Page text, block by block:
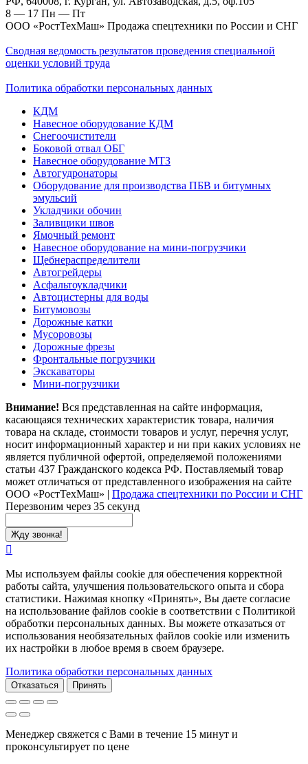
8 — 17 Пн — Пт
ООО «РостТехМаш» Продажа спецтехники по России и СНГ
Сводная ведомость результатов проведения специальной
оценки условий труда
Политика обработки персональных данных
КДМ
Навесное оборудование КДМ
Снегоочистители
Боковой отвал ОБГ
Навесное оборудование МТЗ
Автогудронаторы
Оборудование для производства ПБВ и битумных
эмульсий
Укладчики обочин
Заливщики швов
Ямочный ремонт
Навесное оборудование на мини-погрузчики
Щебнераспределители
Автогрейдеры
Асфальтоукладчики
Автоцистерны для воды
Битумовозы
Дорожные катки
Мусоровозы
Дорожные фрезы
Фронтальные погрузчики
Экскаваторы
Мини-погрузчики
Внимание! Вся представленная на сайте информация,
касающаяся технических характеристик товара, наличия
товара на складе, стоимости товаров и услуг, перечня услуг,
носит информационный характер и ни при каких условиях не
является публичной офертой, определяемой положениями
статьи 437 Гражданского кодекса РФ. Поставляемый товар
может отличаться от представленного изображения на сайте
ООО «РостТехМаш» | Продажа спецтехники по России и СНГ
Перезвоним через 35 секунд
Мы используем файлы cookie для обеспечения корректной
работы сайта, улучшения пользовательского опыта и сбора
статистики. Нажимая кнопку «Принять», Вы даете согласие
на использование файлов cookie в соответствии с Политикой
обработки персональных данных. Вы можете отказаться от
использования необязательных файлов cookie или изменить
их настройки в любое время в своем браузере.
Политика обработки персональных данных
Отказаться Принять
Менеджер свяжется с Вами в течение 15 минут и
проконсультирует по цене